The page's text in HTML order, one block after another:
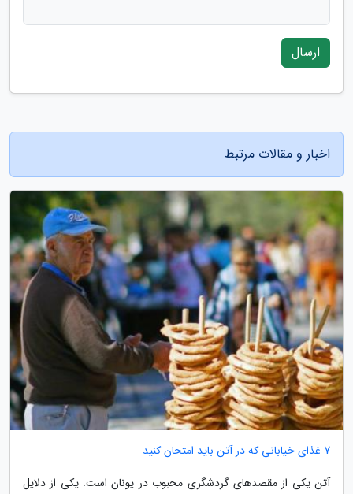
ارسال
اخبار و مقالات مرتبط
7 غذای خیابانی که در آتن باید امتحان کنید
آتن یکی از مقصدهای گردشگری محبوب در یونان است. یکی از دلایل